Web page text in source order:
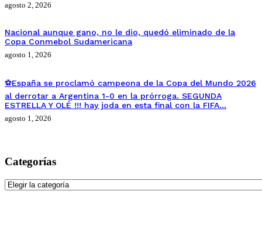
agosto 2, 2026
Nacional aunque gano, no le dio, quedó eliminado de la
Copa Conmebol Sudamericana
agosto 1, 2026
⚽España se proclamó campeona de la Copa del Mundo 2026
al derrotar a Argentina 1-0 en la prórroga. SEGUNDA
ESTRELLA Y OLÉ !!! hay joda en esta final con la FIFA…
agosto 1, 2026
Categorías
Categorías